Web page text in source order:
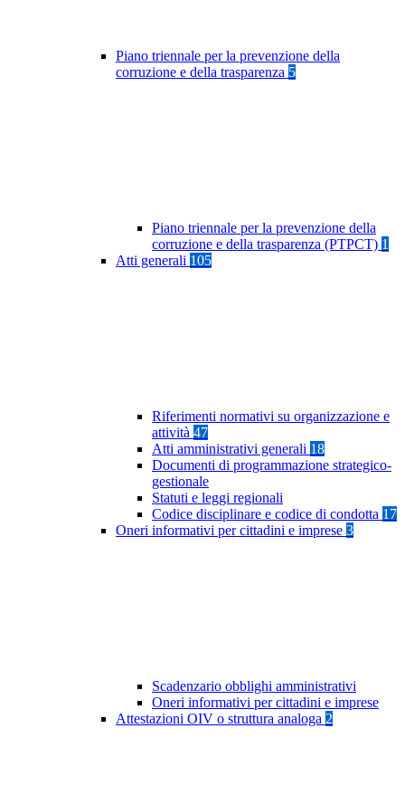
Piano triennale per la prevenzione della
corruzione e della trasparenza 5
Piano triennale per la prevenzione della
corruzione e della trasparenza (PTPCT) 1
Atti generali 105
Riferimenti normativi su organizzazione e
attività 47
Atti amministrativi generali 18
Documenti di programmazione strategico-
gestionale
Statuti e leggi regionali
Codice disciplinare e codice di condotta 17
Oneri informativi per cittadini e imprese 3
Scadenzario obblighi amministrativi
Oneri informativi per cittadini e imprese
Attestazioni OIV o struttura analoga 2